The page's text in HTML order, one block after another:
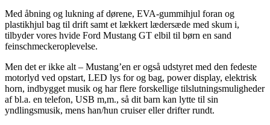
Med åbning og lukning af dørene, EVA-gummihjul foran og
plastikhjul bag til drift samt et lækkert lædersæde med skum i,
tilbyder vores hvide Ford Mustang GT elbil til børn en sand
feinschmeckeroplevelse.
Men det er ikke alt – Mustang’en er også udstyret med den fedeste
motorlyd ved opstart, LED lys for og bag, power display, elektrisk
horn, indbygget musik og har flere forskellige tilslutningsmuligheder
af bl.a. en telefon, USB m,m., så dit barn kan lytte til sin
yndlingsmusik, mens han/hun cruiser eller drifter rundt.